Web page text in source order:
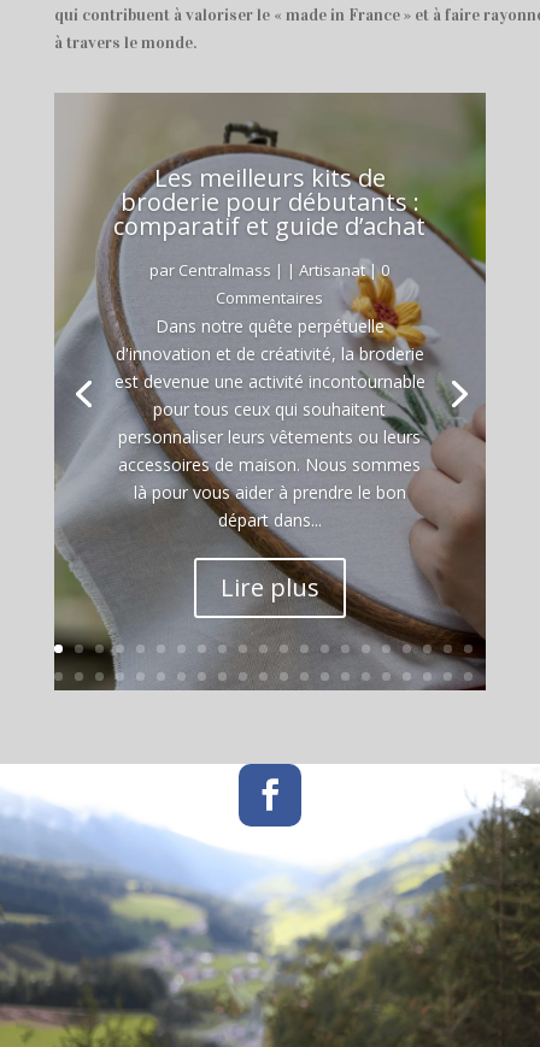
qui contribuent à valoriser le « made in France » et à faire
à travers le monde.
Les meilleurs kits de
broderie pour débutants :
comparatif et guide d’achat
par Centralmass | |Artisanat| 0
Commentaires
Dans notre quête perpétuelle
d'innovation et de créativité, la broderie
est devenue une activité incontournable
pour tous ceux qui souhaitent
personnaliser leurs vêtements ou leurs
accessoires de maison. Nous sommes
là pour vous aider à prendre le bon
départ dans...
Lire plus